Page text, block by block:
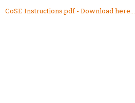
CoSE Instructions.pdf - Download here...